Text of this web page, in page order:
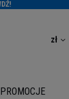
zł